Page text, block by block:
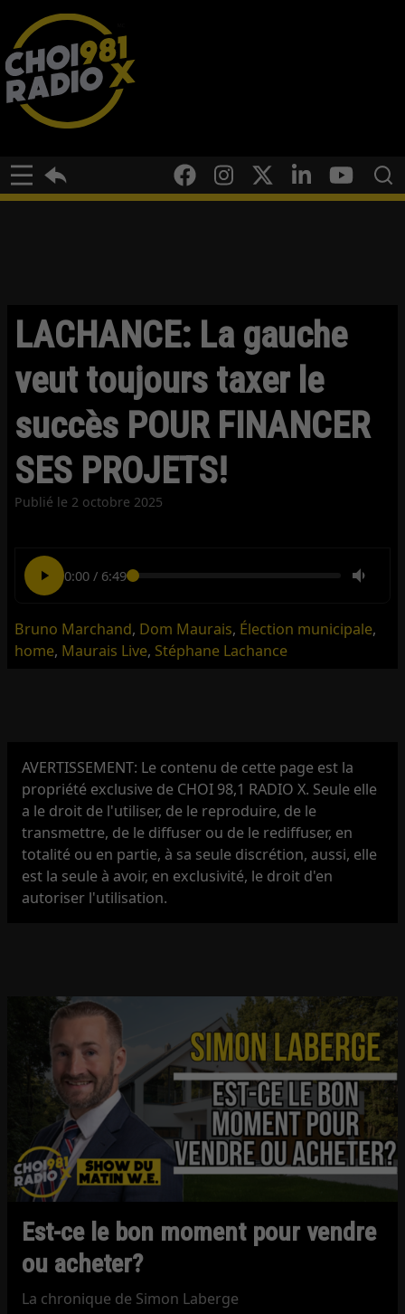
LACHANCE: La gauche
veut toujours taxer le
succès POUR FINANCER
SES PROJETS!
Publié le 2 octobre 2025
0:00/ 6:49
Bruno Marchand, Dom Maurais, Élection municipale,
home, Maurais Live, Stéphane Lachance
AVERTISSEMENT: Le contenu de cette page est la
propriété exclusive de CHOI 98,1 RADIO X. Seule elle
a le droit de l'utiliser, de le reproduire, de le
transmettre, de le diffuser ou de le rediffuser, en
totalité ou en partie, à sa seule discrétion, aussi, elle
est la seule à avoir, en exclusivité, le droit d'en
autoriser l'utilisation.
Est-ce le bon moment pour vendre
ou acheter?
La chronique de Simon Laberge